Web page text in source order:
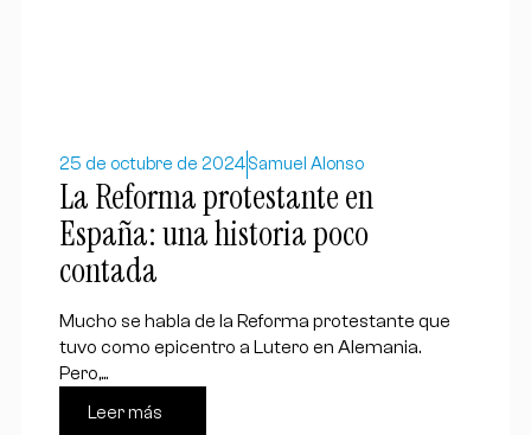
25 de octubre de 2024Samuel Alonso
La Reforma protestante en
España: una historia poco
contada
Mucho se habla de la Reforma protestante que
tuvo como epicentro a Lutero en Alemania.
Pero,...
Leer más